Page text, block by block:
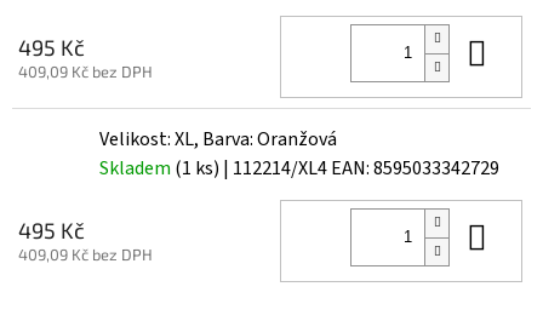
495 Kč
409,09 Kč bez DPH
Velikost: XL, Barva: Oranžová
Skladem (1 ks) | 112214/XL4EAN:8595033342729
495 Kč
409,09 Kč bez DPH